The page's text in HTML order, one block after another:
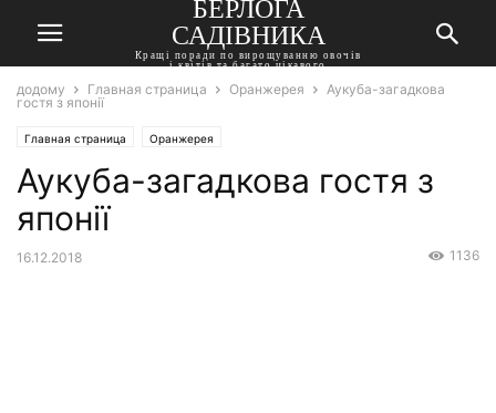
БЕРЛОГА
САДІВНИКА
Кращі поради по вирощуванню овочів
і квітів та багато цікавого
додому Главная страница Оранжерея
Аукуба-загадкова
гостя з японії
Главная страница Оранжерея
Аукуба-загадкова гостя з
японії
16.12.2018 1136